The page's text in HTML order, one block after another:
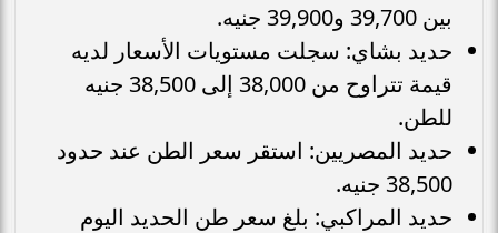
بين 39,700 و39,900 جنيه.
حديد بشاي: سجلت مستويات الأسعار لديه
قيمة تتراوح من 38,000 إلى 38,500 جنيه
للطن.
حديد المصريين: استقر سعر الطن عند حدود
38,500 جنيه.
حديد المراكبي: بلغ سعر طن الحديد اليوم